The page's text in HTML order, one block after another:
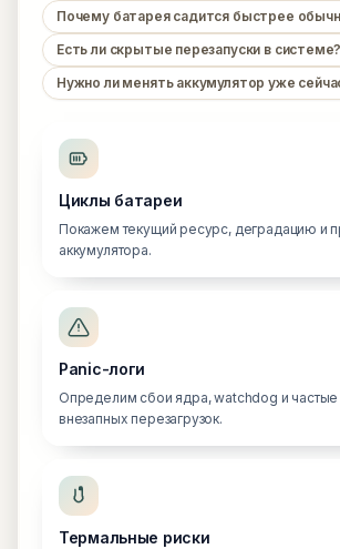
Почему батарея садится быстрее
Есть ли скрытые перезапуски в системе?
Нужно ли менять аккумулятор уже
Циклы батареи
Покажем текущий ресурс, деградацию и
аккумулятора.
Panic-логи
Определим сбои ядра, watchdog и
внезапных перезагрузок.
Термальные риски